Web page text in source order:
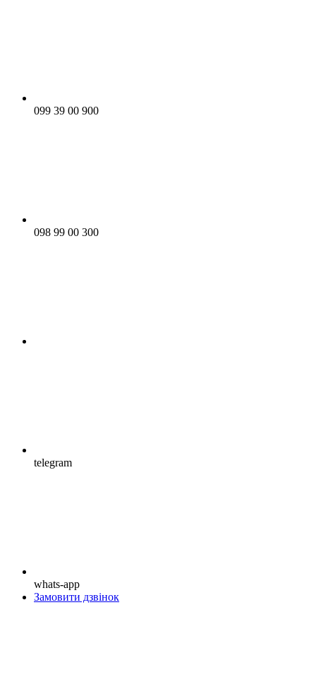
099 39 00 900
098 99 00 300
telegram
whats-app
Замовити дзвінок